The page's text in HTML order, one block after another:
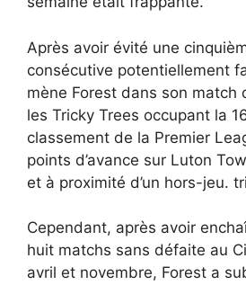
Après avoir évité une
consécutive potentiellement
mène Forest dans son match
les Tricky Trees occupant la
classement de la Premier
points d’avance sur Luton
et à proximité d’un hors-jeu.
Cependant, après avoir
huit matchs sans défaite au
avril et novembre, Forest a